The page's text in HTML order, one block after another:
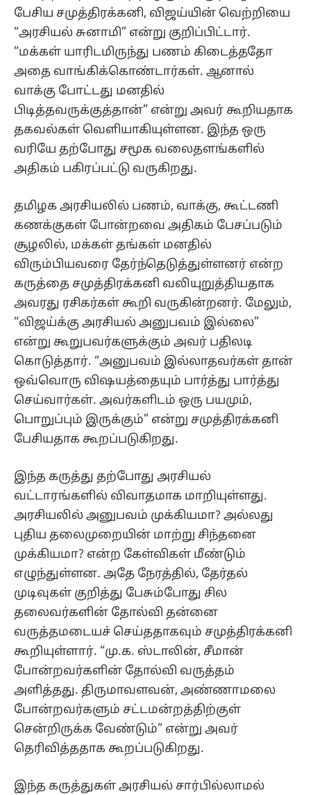
பேசிய சமுத்திரக்கனி, விஜய்யின் வெற்றியை
“அரசியல் சுனாமி” என்று குறிப்பிட்டார்.
“மக்கள் யாரிடமிருந்து பணம் கிடைத்ததோ
அதை வாங்கிக்கொண்டார்கள். ஆனால்
வாக்கு போட்டது மனதில்
பிடித்தவருக்குத்தான்” என்று அவர் கூறியதாக
தகவல்கள் வெளியாகியுள்ளன. இந்த ஒரு
வரியே தற்போது சமூக வலைதளங்களில்
அதிகம் பகிரப்பட்டு வருகிறது.
தமிழக அரசியலில் பணம், வாக்கு, கூட்டணி
கணக்குகள் போன்றவை அதிகம் பேசப்படும்
சூழலில், மக்கள் தங்கள் மனதில்
விரும்பியவரை தேர்ந்தெடுத்துள்ளனர் என்ற
கருத்தை சமுத்திரக்கனி வலியுறுத்தியதாக
அவரது ரசிகர்கள் கூறி வருகின்றனர். மேலும்,
“விஜய்க்கு அரசியல் அனுபவம் இல்லை”
என்று கூறுபவர்களுக்கும் அவர் பதிலடி
கொடுத்தார். “அனுபவம் இல்லாதவர்கள் தான்
ஒவ்வொரு விஷயத்தையும் பார்த்து பார்த்து
செய்வார்கள். அவர்களிடம் ஒரு பயமும்,
பொறுப்பும் இருக்கும்” என்று சமுத்திரக்கனி
பேசியதாக கூறப்படுகிறது.
இந்த கருத்து தற்போது அரசியல்
வட்டாரங்களில் விவாதமாக மாறியுள்ளது.
அரசியலில் அனுபவம் முக்கியமா? அல்லது
புதிய தலைமுறையின் மாற்று சிந்தனை
முக்கியமா? என்ற கேள்விகள் மீண்டும்
எழுந்துள்ளன. அதே நேரத்தில், தேர்தல்
முடிவுகள் குறித்து பேசும்போது சில
தலைவர்களின் தோல்வி தன்னை
வருத்தமடையச் செய்ததாகவும் சமுத்திரக்கனி
கூறியுள்ளார். “மு.க. ஸ்டாலின், சீமான்
போன்றவர்களின் தோல்வி வருத்தம்
அளித்தது. திருமாவளவன், அண்ணாமலை
போன்றவர்களும் சட்டமன்றத்திற்குள்
சென்றிருக்க வேண்டும்” என்று அவர்
தெரிவித்ததாக கூறப்படுகிறது.
இந்த கருத்துகள் அரசியல் சார்பில்லாமல்